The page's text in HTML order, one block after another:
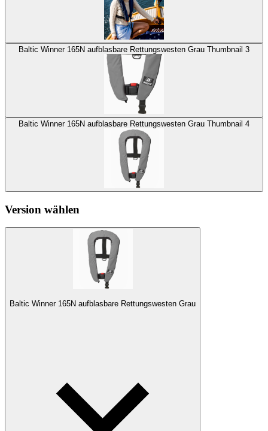
Baltic Winner 165N aufblasbare Rettungswesten Grau Thumbnail 3
Baltic Winner 165N aufblasbare Rettungswesten Grau Thumbnail 4
Version wählen
Baltic Winner 165N aufblasbare Rettungswesten Grau